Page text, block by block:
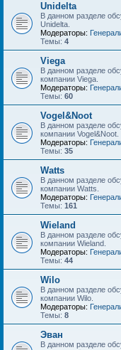
Unidelta
В данном разделе
Unidelta.
Модераторы:
Темы: 4
Viega
В данном разделе
компании Viega.
Модераторы:
Темы: 60
Vogel&Noot
В данном разделе
компании Vogel&Noot.
Модераторы:
Темы: 35
Watts
В данном разделе
компании Watts.
Модераторы:
Темы: 161
Wieland
В данном разделе
компании Wieland.
Модераторы:
Темы: 44
Wilo
В данном разделе
компании Wilo.
Модераторы:
Темы: 8
Эван
В данном разделе